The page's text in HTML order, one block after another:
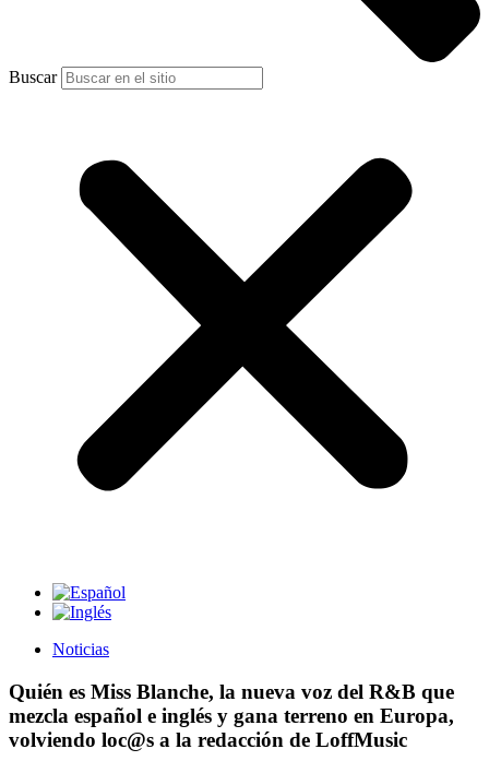
Buscar
Noticias
Quién es Miss Blanche, la nueva voz del R&B que
mezcla español e inglés y gana terreno en Europa,
volviendo loc@s a la redacción de LoffMusic